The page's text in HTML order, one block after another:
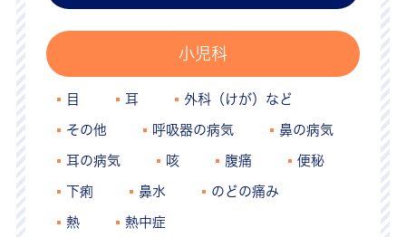
小児科
目 耳 外科（けが）など
その他 呼吸器の病気 鼻の病気
耳の病気 咳 腹痛 便秘
下痢 鼻水 のどの痛み
熱 熱中症